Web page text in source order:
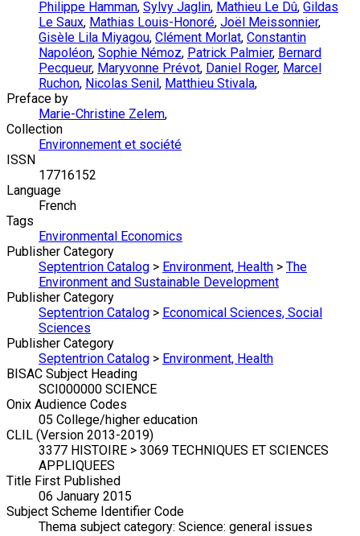
Philippe Hamman, Sylvy Jaglin, Mathieu Le Dû, Gildas
Le Saux, Mathias Louis-Honoré, Joël Meissonnier,
Gisèle Lila Miyagou, Clément Morlat, Constantin
Napoléon, Sophie Némoz, Patrick Palmier, Bernard
Pecqueur, Maryvonne Prévot, Daniel Roger, Marcel
Ruchon, Nicolas Senil , Matthieu Stivala,
Preface by
Marie-Christine Zelem,
Collection
Environnement et société
ISSN
17716152
Language
French
Tags
Environmental Economics
Publisher Category
Septentrion Catalog > Environment, Health > The
Environment and Sustainable Development
Publisher Category
Septentrion Catalog > Economical Sciences, Social
Sciences
Publisher Category
Septentrion Catalog > Environment, Health
BISAC Subject Heading
SCI000000 SCIENCE
Onix Audience Codes
05 College/higher education
CLIL (Version 2013-2019)
3377 HISTOIRE > 3069 TECHNIQUES ET SCIENCES
APPLIQUEES
Title First Published
06 January 2015
Subject Scheme Identifier Code
Thema subject category: Science: general issues